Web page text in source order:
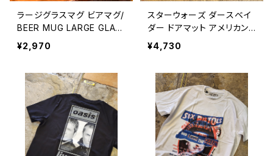
ラージグラスマグ ビアマグ/
BEER MUG LARGE GLAS
S MUG【A1171】
¥2,970
スターウォーズ ダースベイ
ダー ドアマット アメリカン
雑貨 インテリア / STARWA
RS DARTH VADER Door
DARKSIDE 【A1169】
¥4,730